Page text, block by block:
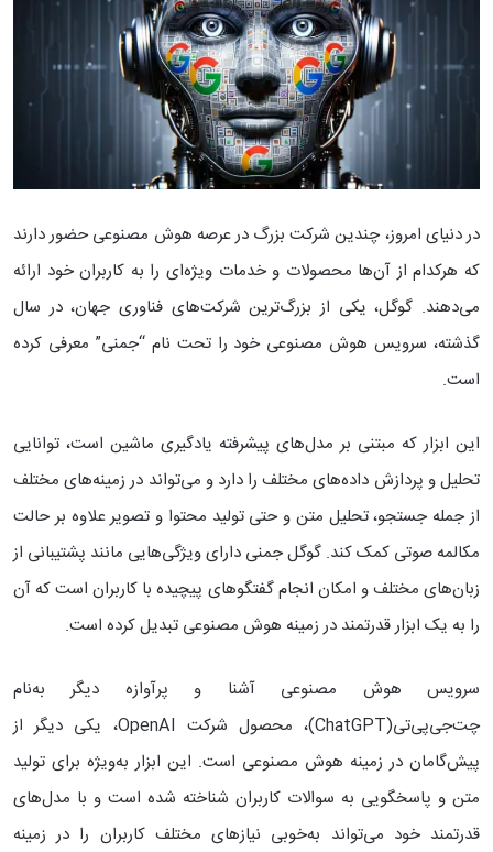
در دنیای امروز، چندین شرکت بزرگ در عرصه هوش مصنوعی حضور دارند
که هرکدام از آن‌ها محصولات و خدمات ویژه‌ای را به کاربران خود ارائه
می‌دهند. گوگل، یکی از بزرگ‌ترین شرکت‌های فناوری جهان، در سال
گذشته، سرویس هوش مصنوعی خود را تحت نام “جمنی” معرفی کرده
است.
این ابزار که مبتنی بر مدل‌های پیشرفته یادگیری ماشین است، توانایی
تحلیل و پردازش داده‌های مختلف را دارد و می‌تواند در زمینه‌های مختلف
از جمله جستجو، تحلیل متن و حتی تولید محتوا و تصویر علاوه بر حالت
مکالمه صوتی کمک کند. گوگل جمنی دارای ویژگی‌هایی مانند پشتیبانی از
زبان‌های مختلف و امکان انجام گفتگوهای پیچیده با کاربران است که آن
را به یک ابزار قدرتمند در زمینه هوش مصنوعی تبدیل کرده است.
سرویس هوش مصنوعی آشنا و پرآوازه دیگر به‌نام
چت‌جی‌پی‌تی(ChatGPT)، محصول شرکت OpenAI، یکی دیگر از
پیش‌گامان در زمینه هوش مصنوعی است. این ابزار به‌ویژه برای تولید
متن و پاسخگویی به سوالات کاربران شناخته شده است و با مدل‌های
قدرتمند خود می‌تواند به‌خوبی نیازهای مختلف کاربران را در زمینه